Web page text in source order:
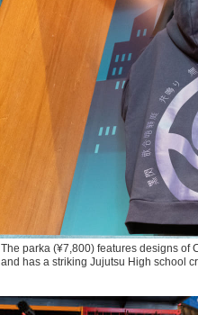
The parka (¥7,800) features designs of
and has a striking Jujutsu High school